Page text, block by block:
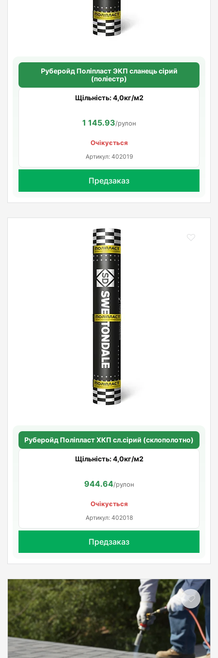
Руберойд Полiпласт ЭКП сланець сірий
(поліестр)
Щільність: 4,0кг/м2
1 145.93/рулон
Очікується
Артикул: 402019
Предзаказ
Руберойд Полiпласт ХКП сл.сірий (склополотно)
Щільність: 4,0кг/м2
944.64/рулон
Очікується
Артикул: 402018
Предзаказ